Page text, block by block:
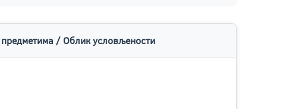
/ Облик условљености